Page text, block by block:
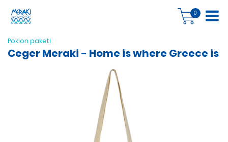
0
Poklon paketi
Ceger Meraki - Home is where Greece is